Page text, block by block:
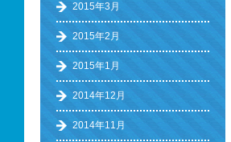
2015年3月
2015年2月
2015年1月
2014年12月
2014年11月